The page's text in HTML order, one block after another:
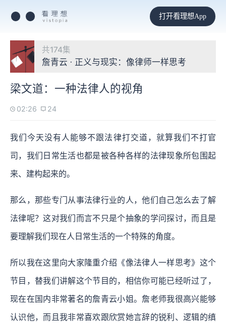
打开看理想App
共174集
詹青云 · 正义与现实：像律师一样思考
梁文道：一种法律人的视角
02:26 24
我们今天没有人能够不跟法律打交道，就算我们不打官
司，我们日常生活也都是被各种各样的法律现象所包围起
来、建构起来的。
那么，那些专门从事法律行业的人，他们自己怎么去了解
法律呢？这对我们而言不只是个抽象的学问探讨，而且是
要理解我们现在人日常生活的一个特殊的角度。
所以我在这里向大家隆重介绍《像法律人一样思考》这个
节目，替我们讲解这个节目的，相信你可能已经听过了，
现在在国内非常著名的詹青云小姐。詹老师我很高兴能够
认识他，而且我非常喜欢跟欣赏她言辞的锐利、逻辑的缜